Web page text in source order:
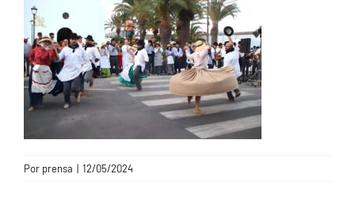
CONTACTO
Por prensa | 12/05/2024